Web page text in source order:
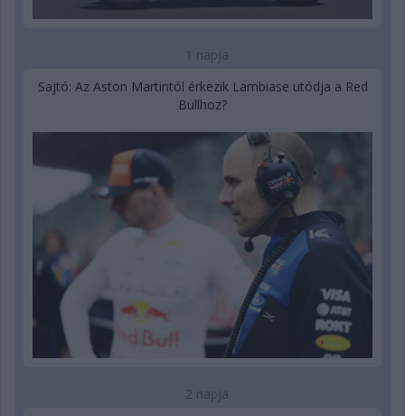
1 napja
Sajtó: Az Aston Martintól érkezik Lambiase utódja a Red
Bullhoz?
2 napja